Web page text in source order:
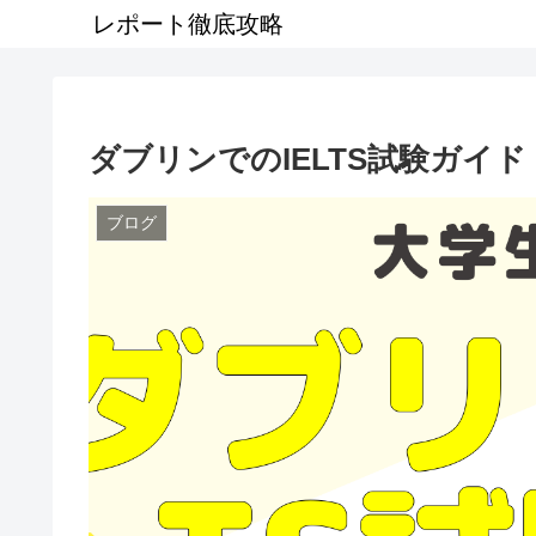
レポート徹底攻略
ダブリンでのIELTS試験ガイド
ブログ